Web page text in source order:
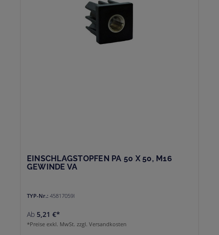
EINSCHLAGSTOPFEN PA 50 X 50, M16
GEWINDE VA
TYP-Nr.: 45817059I
Ab 5,21 €*
*Preise exkl. MwSt. zzgl. Versandkosten